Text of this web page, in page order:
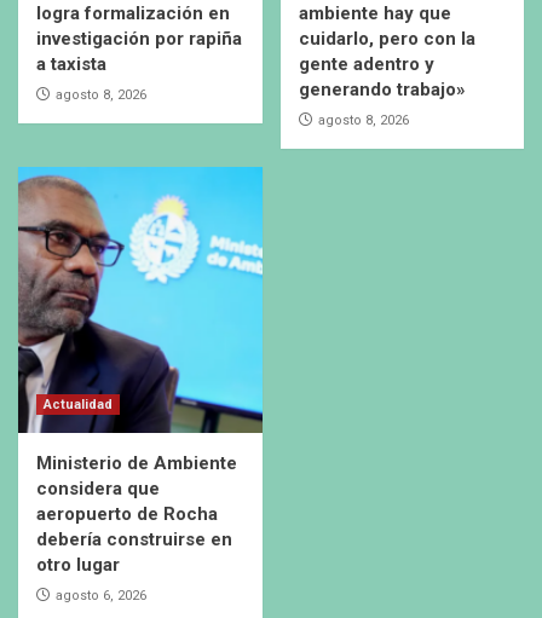
logra formalización en
investigación por rapiña
a taxista
agosto 8, 2026
ambiente hay que
cuidarlo, pero con la
gente adentro y
generando trabajo»
agosto 8, 2026
Actualidad
Ministerio de Ambiente
considera que
aeropuerto de Rocha
debería construirse en
otro lugar
agosto 6, 2026